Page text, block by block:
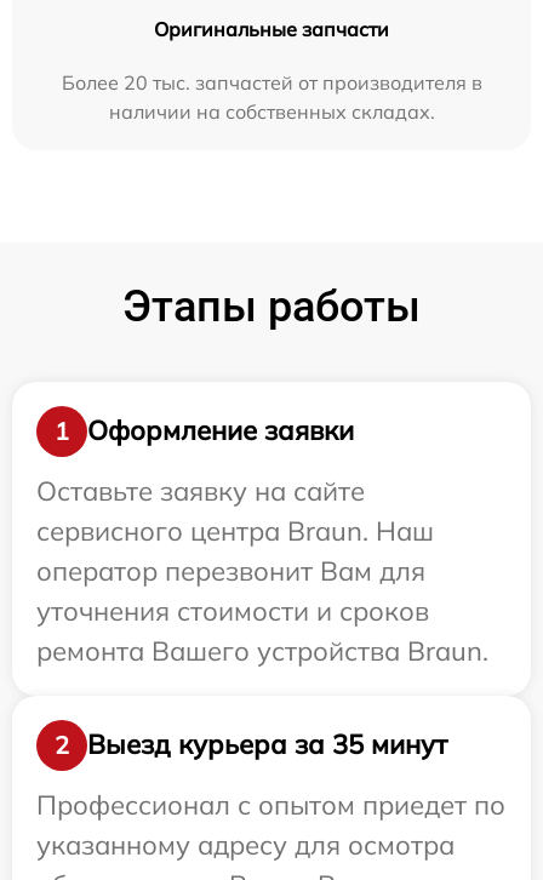
Оригинальные запчасти
Более 20 тыс. запчастей от производителя в
наличии на собственных складах.
Этапы работы
1
Оформление заявки
Оставьте заявку на сайте
сервисного центра Braun. Наш
оператор перезвонит Вам для
уточнения стоимости и сроков
ремонта Вашего устройства Braun.
2
Выезд курьера за 35 минут
Профессионал с опытом приедет по
указанному адресу для осмотра